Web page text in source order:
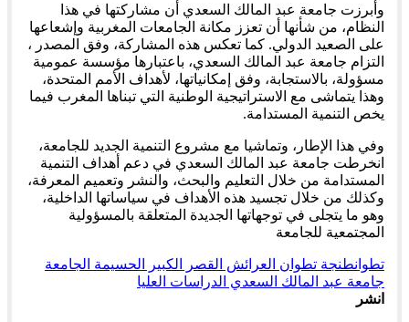
وأبرزت جامعة عبد المالك السعدي أن مشاركتها في هذا
النظام، من شأنها أن تعزز مكانة الجامعات المغربية وإشعاعها
على الصعيد الدولي. كما تعكس هذه المشاركة، وفق المصدر ،
التزام جامعة عبد المالك السعدي، باعتبارها مؤسسة عمومية
مسؤولة، بالاستجابة، وفق إمكانياتها، لأهداف الأمم المتحدة،
وهذا يتماشى مع الاستراتيجية الوطنية التي تبناها المغرب فيما
يخص التنمية المستدامة.
وفي هذا الإطار، وتماشيا مع مشروع التنمية الجديد للجامعة،
انخرطت جامعة عبد المالك السعدي في دعم أهداف التنمية
المستدامة من خلال التعليم والبحث، والنشر وتعميم المعرفة،
وكذلك من خلال تجسيد هذه الأهداف في سياساتها الداخلية،
وهو ما يتجلى في توجهاتها الجديدة المتعلقة بالمسؤولية
المجتمعية للجامعة
تطوانطنجة تطوان العرائش القصر الكبير الحسيمة الجامعة
جامعة عبد المالك السعدي الدراسات العليا
انشر